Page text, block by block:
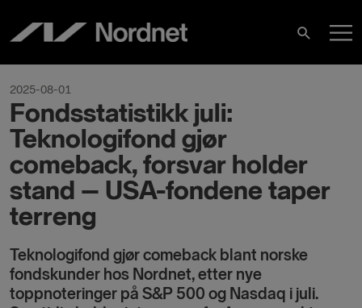
innehåll
Sök
2025-08-01
Fondsstatistikk juli:
Teknologifond gjør
comeback, forsvar holder
stand – USA-fondene taper
terreng
Teknologifond gjør comeback blant norske
fondskunder hos Nordnet, etter nye
toppnoteringer på S&P 500 og Nasdaq i juli.